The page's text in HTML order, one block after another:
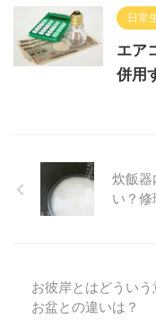
日常
エア
併用
炊飯器
い？修
お彼岸とはどうい
お盆との違いは？